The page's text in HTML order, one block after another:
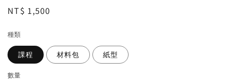
Regular
NT$ 1,500
種類
課程 材料包 紙型
數量